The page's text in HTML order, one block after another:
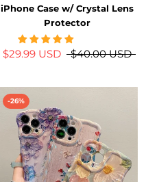
iPhone Case w/ Crystal Lens
Protector
$29.99 USD $40.00 USD
-26%